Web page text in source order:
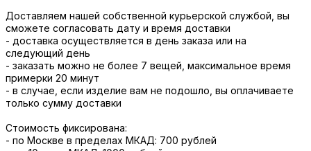
Доставляем нашей собственной курьерской службой, вы
сможете согласовать дату и время доставки
- доставка осуществляется в день заказа или на
следующий день
- заказать можно не более 7 вещей, максимальное время
примерки 20 минут
- в случае, если изделие вам не подошло, вы оплачиваете
только сумму доставки
Стоимость фиксирована:
- по Москве в пределах МКАД: 700 рублей